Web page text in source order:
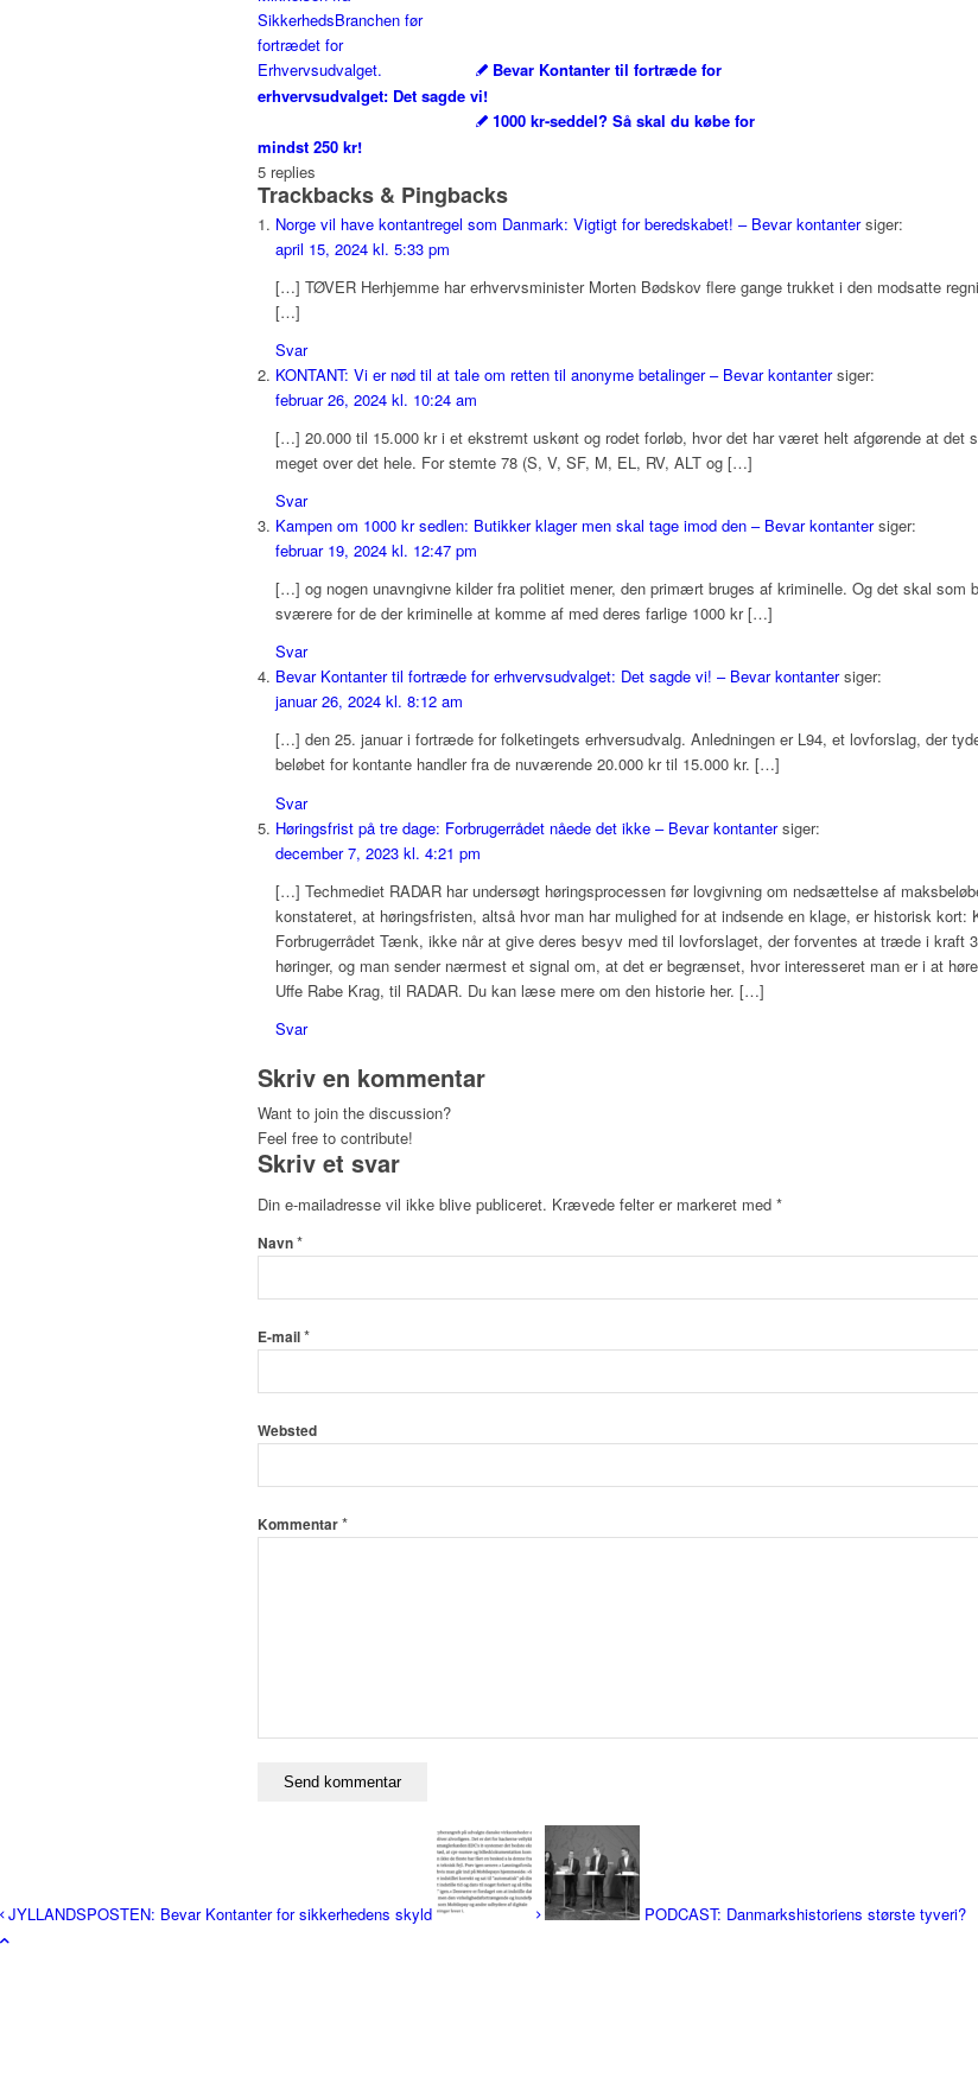
Bevar Kontanter til fortræde for
erhvervsudvalget: Det sagde vi!
1000 kr-seddel? Så skal du købe for
mindst 250 kr!
5 replies
Trackbacks & Pingbacks
Norge vil have kontantregel som Danmark: Vigtigt for beredskabet! – Bevar kontanter siger:
april 15, 2024 kl. 5:33 pm
[…] TØVER Herhjemme har erhvervsminister Morten Bødskov flere gange trukket i den modsatte
[…]
Svar
KONTANT: Vi er nød til at tale om retten til anonyme betalinger – Bevar kontanter siger:
februar 26, 2024 kl. 10:24 am
[…] 20.000 til 15.000 kr i et ekstremt uskønt og rodet forløb, hvor det har været helt afgørende at det
meget over det hele. For stemte 78 (S, V, SF, M, EL, RV, ALT og […]
Svar
Kampen om 1000 kr sedlen: Butikker klager men skal tage imod den – Bevar kontanter siger:
februar 19, 2024 kl. 12:47 pm
[…] og nogen unavngivne kilder fra politiet mener, den primært bruges af kriminelle. Og det skal
sværere for de der kriminelle at komme af med deres farlige 1000 kr […]
Svar
Bevar Kontanter til fortræde for erhvervsudvalget: Det sagde vi! – Bevar kontanter siger:
januar 26, 2024 kl. 8:12 am
[…] den 25. januar i fortræde for folketingets erhversudvalg. Anledningen er L94, et lovforslag, der
beløbet for kontante handler fra de nuværende 20.000 kr til 15.000 kr. […]
Svar
Høringsfrist på tre dage: Forbrugerrådet nåede det ikke – Bevar kontanter siger:
december 7, 2023 kl. 4:21 pm
[…] Techmediet RADAR har undersøgt høringsprocessen før lovgivning om nedsættelse af
konstateret, at høringsfristen, altså hvor man har mulighed for at indsende en klage, er historisk kort:
Forbrugerrådet Tænk, ikke når at give deres besyv med til lovforslaget, der forventes at træde i kraft
høringer, og man sender nærmest et signal om, at det er begrænset, hvor interesseret man er i at
Uffe Rabe Krag, til RADAR. Du kan læse mere om den historie her. […]
Svar
Skriv en kommentar
Want to join the discussion?
Feel free to contribute!
Skriv et svar
Din e-mailadresse vil ikke blive publiceret. Krævede felter er markeret med *
Navn*
E-mail*
Websted
Kommentar*
JYLLANDSPOSTEN: Bevar Kontanter for sikkerhedens skyld PODCAST: Danmarkshistoriens største tyveri?